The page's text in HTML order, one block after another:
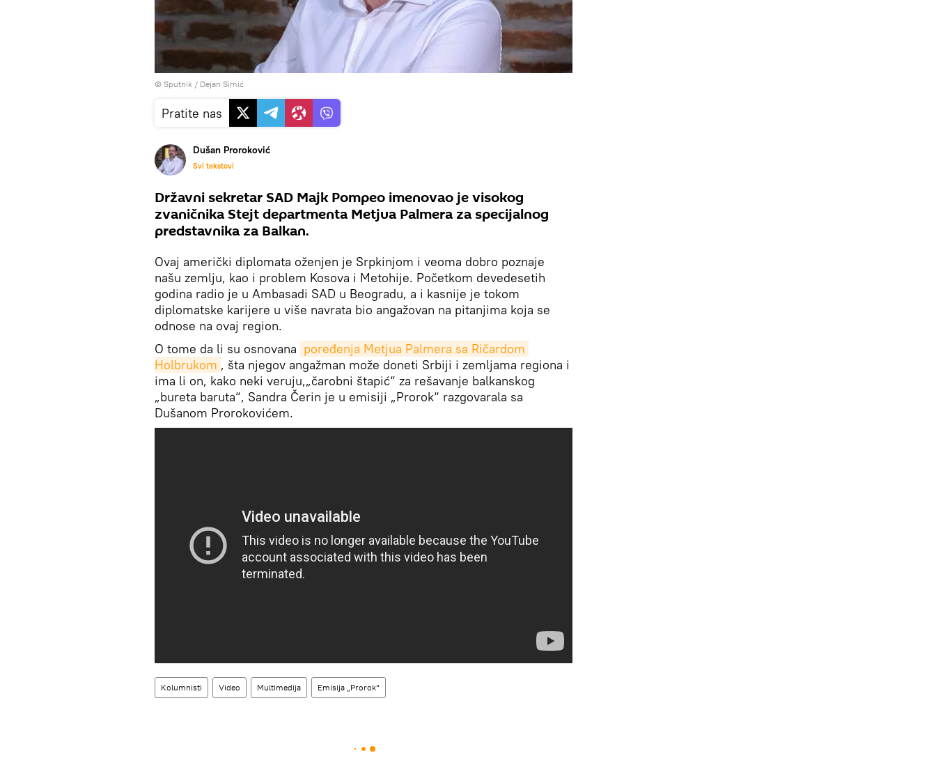
© Sputnik / Dejan Simić
Pratite nas
Dušan Proroković
Svi tekstovi
Državni sekretar SAD Majk Pompeo imenovao je visokog
zvaničnika Stejt departmenta Metjua Palmera za specijalnog
predstavnika za Balkan.
Ovaj američki diplomata oženjen je Srpkinjom i veoma dobro poznaje
našu zemlju, kao i problem Kosova i Metohije. Početkom devedesetih
godina radio je u Ambasadi SAD u Beogradu, a i kasnije je tokom
diplomatske karijere u više navrata bio angažovan na pitanjima koja se
odnose na ovaj region.
O tome da li su osnovana poređenja Metjua Palmera sa Ričardom
Holbrukom , šta njegov angažman može doneti Srbiji i zemljama regiona i
ima li on, kako neki veruju,„čarobni štapić“ za rešavanje balkanskog
„bureta baruta“, Sandra Čerin je u emisiji „Prorok“ razgovarala sa
Dušanom Prorokovićem.
Kolumnisti Video Multimedija Emisija „Prorok“